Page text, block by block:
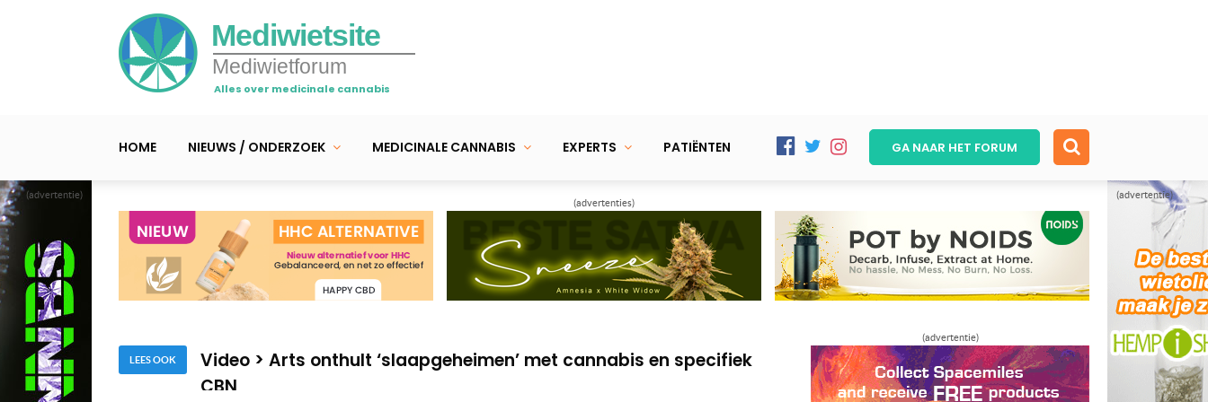
(advertentie) (advertentie)
Mediwietsite
Mediwietforum
Alles over medicinale cannabis
HOME NIEUWS / ONDERZOEK MEDICINALE CANNABIS EXPERTS PATIËNTEN GA NAAR HET FORUM
(advertenties)
LEES OOK
Stop bij deze signalen met CBD, pas dosis aan of wissel van merk
De 7 belangrijkste cannabinoïden in wiet (tot dusver)
Stop bij deze signalen met CBD, pas dosis aan of wissel van merk
(advertentie)